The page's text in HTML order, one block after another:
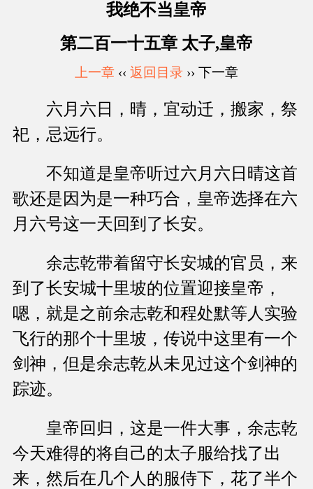
我绝不当皇帝
第二百一十五章 太子,皇帝
上一章 ‹‹ 返回目录 ›› 下一章
六月六日，晴，宜动迁，搬家，祭
祀，忌远行。
不知道是皇帝听过六月六日晴这首
歌还是因为是一种巧合，皇帝选择在六
月六号这一天回到了长安。
余志乾带着留守长安城的官员，来
到了长安城十里坡的位置迎接皇帝，
嗯，就是之前余志乾和程处默等人实验
飞行的那个十里坡，传说中这里有一个
剑神，但是余志乾从未见过这个剑神的
踪迹。
皇帝回归，这是一件大事，余志乾
今天难得的将自己的太子服给找了出
来，然后在几个人的服侍下，花了半个